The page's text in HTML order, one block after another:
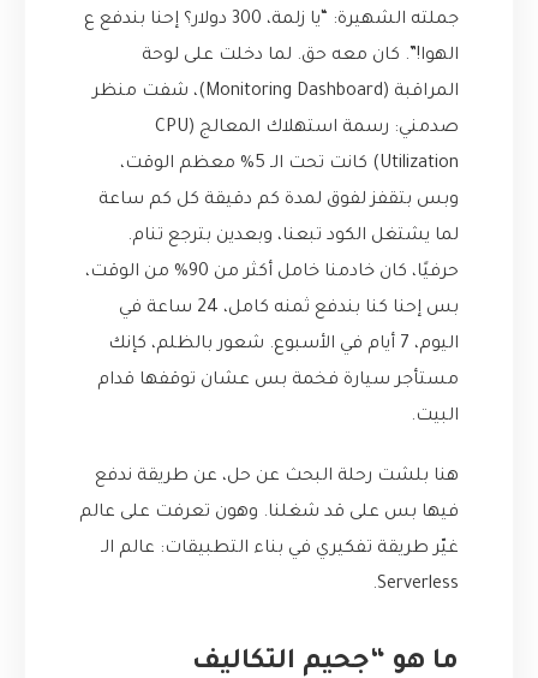
جملته الشهيرة: “يا زلمة، 300 دولار؟ إحنا بندفع ع
الهوا!”. كان معه حق. لما دخلت على لوحة
المراقبة (Monitoring Dashboard)، شفت منظر
صدمني: رسمة استهلاك المعالج (CPU
Utilization) كانت تحت الـ 5% معظم الوقت،
وبس بتقفز لفوق لمدة كم دقيقة كل كم ساعة
لما يشتغل الكود تبعنا، وبعدين بترجع تنام.
حرفيًا، كان خادمنا خامل أكثر من 90% من الوقت،
بس إحنا كنا بندفع ثمنه كامل، 24 ساعة في
اليوم، 7 أيام في الأسبوع. شعور بالظلم، كإنك
مستأجر سيارة فخمة بس عشان توقفها قدام
البيت.
هنا بلشت رحلة البحث عن حل، عن طريقة ندفع
فيها بس على قد شغلنا. وهون تعرفت على عالم
غيّر طريقة تفكيري في بناء التطبيقات: عالم الـ
Serverless.
ما هو “جحيم التكاليف